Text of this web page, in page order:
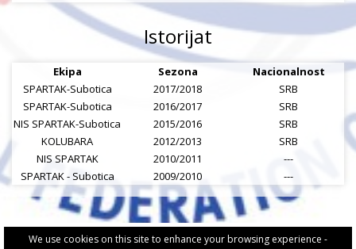
We use cookies on this site to enhance your browsing experience -
Istorijat
Ekipa Sezona
Nacionalnost
SPARTAK-Subotica
2017/2018
SRB
SPARTAK-Subotica
2016/2017
SRB
NIS SPARTAK-Subotica
2015/2016
SRB
KOLUBARA
2012/2013
SRB
NIS SPARTAK
2010/2011
---
SPARTAK - Subotica
2009/2010 ---